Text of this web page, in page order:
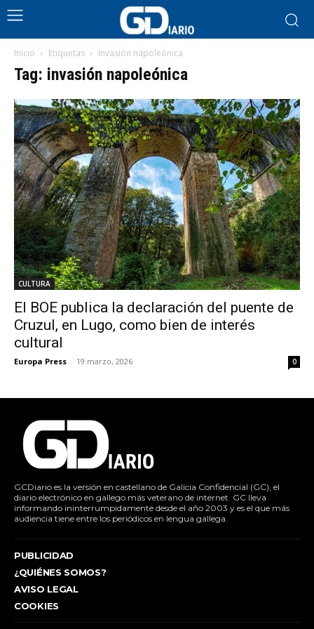
Inicio Etiquetas Invasión napoleónica
Tag: invasión napoleónica
CULTURA
El BOE publica la declaración del puente de
Cruzul, en Lugo, como bien de interés
cultural
Europa Press - 19 marzo, 2026 0
GCDiario es la versión en castellano de Galicia Confidencial (GC), el
diario electrónico en gallego más veterano de internet. GC lleva
informando ininterrumpidamente desde el año 2003 y es el que más
audiencia tiene entre los periódicos en lengua gallega.
PUBLICIDAD
¿QUIÉNES SOMOS?
AVISO LEGAL
COOKIES